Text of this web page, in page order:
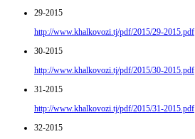
29-2015
http://www.khalkovozi.tj/pdf/2015/29-2015.pdf
30-2015
http://www.khalkovozi.tj/pdf/2015/30-2015.pdf
31-2015
http://www.khalkovozi.tj/pdf/2015/31-2015.pdf
32-2015